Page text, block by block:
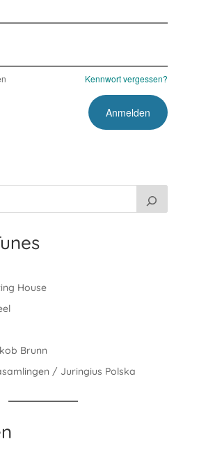
Kennwort vergessen?
House
Brunn
/ Juringius Polska